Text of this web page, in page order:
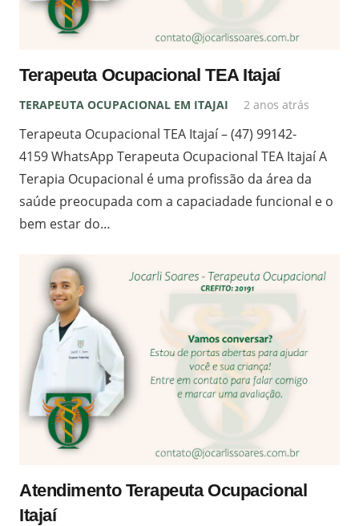
Terapeuta Ocupacional TEA Itajaí
TERAPEUTA OCUPACIONAL EM ITAJAI 2 anos atrás
Terapeuta Ocupacional TEA Itajaí – (47) 99142-
4159 WhatsApp Terapeuta Ocupacional TEA Itajaí A
Terapia Ocupacional é uma profissão da área da
saúde preocupada com a capaciadade funcional e o
bem estar do…
Atendimento Terapeuta Ocupacional
Itajaí